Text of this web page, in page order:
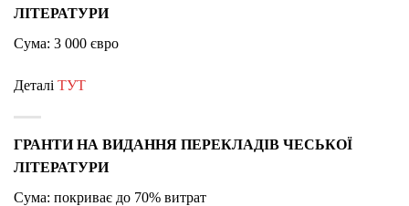
ЛІТЕРАТУРИ
Сума: 3 000 євро
Деталі ТУТ
ГРАНТИ НА ВИДАННЯ ПЕРЕКЛАДІВ ЧЕСЬКОЇ
ЛІТЕРАТУРИ
Сума: покриває до 70% витрат